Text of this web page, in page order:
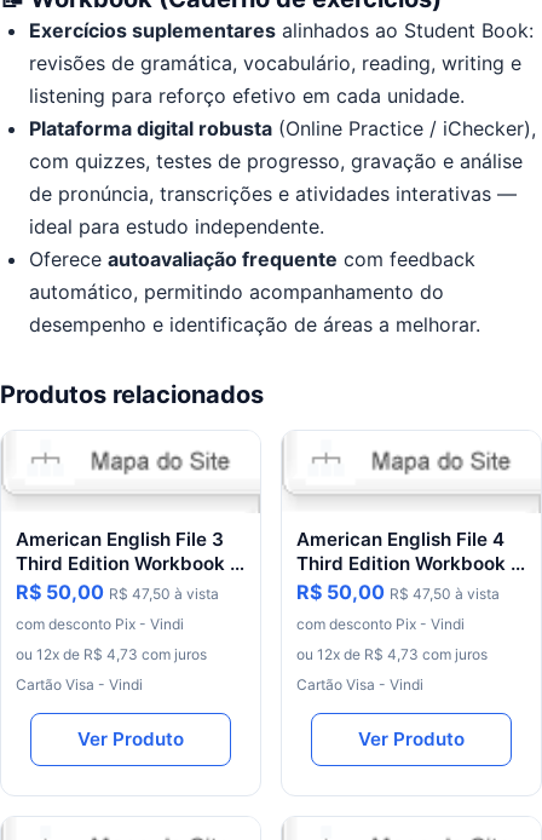
Exercícios suplementares alinhados ao Student Book:
revisões de gramática, vocabulário, reading, writing e
listening para reforço efetivo em cada unidade.
Plataforma digital robusta (Online Practice / iChecker),
com quizzes, testes de progresso, gravação e análise
de pronúncia, transcrições e atividades interativas —
ideal para estudo independente.
Oferece autoavaliação frequente com feedback
automático, permitindo acompanhamento do
desempenho e identificação de áreas a melhorar.
Produtos relacionados
American English File 3
Third Edition Workbook +
Student book
R$ 50,00 R$ 47,50 à vista
com desconto Pix - Vindi
ou 12x de R$ 4,73 com juros
Cartão Visa - Vindi
Ver Produto
American English File 4
Third Edition Workbook +
Student book
R$ 50,00 R$ 47,50 à vista
com desconto Pix - Vindi
ou 12x de R$ 4,73 com juros
Cartão Visa - Vindi
Ver Produto